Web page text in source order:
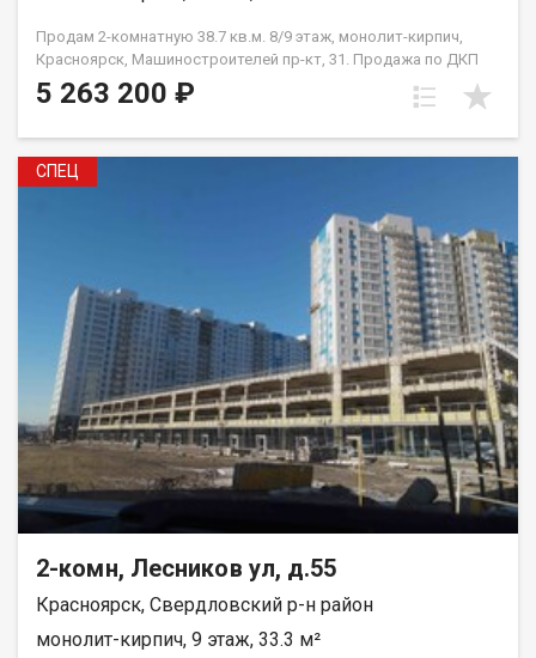
Продам 2-комнатную 38.7 кв.м. 8/9 этаж, монолит-кирпич,
Красноярск, Машиностроителей пр-кт, 31. Продажа по ДКП
НЕ ОТ ЗАСТРОЙЩИКА
5 263 200 ₽
СПЕЦ
2-комн, Лесников ул, д.55
Красноярск, Свердловский р-н район
монолит-кирпич, 9 этаж, 33.3 м²